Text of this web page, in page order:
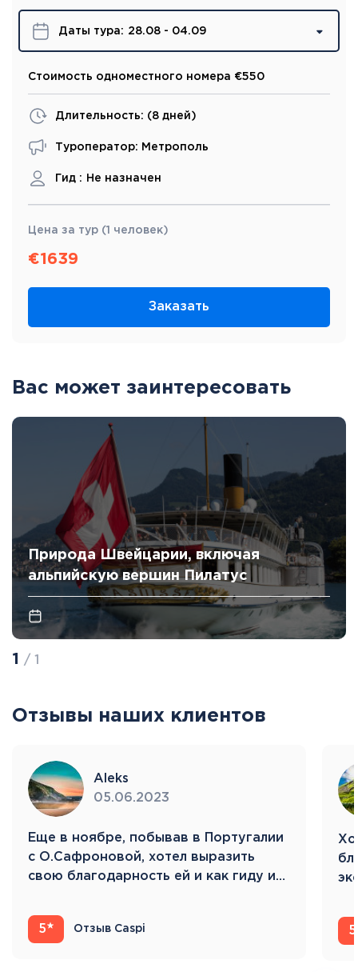
Даты турa: 28.08 - 04.09
Стоимость одноместного номера €550
Длительность: (8 дней )
Туроператор: Метрополь
Гид : Не назначен
Цена за тур (1 человек)
€1639
Заказать
Вас может заинтересовать
Природа Швейцарии, включая
альпийскую вершин Пилатус
1 / 1
Отзывы наших клиентов
Aleks
05.06.2023
Eще в ноябре, побывав в Португалии
с О.Сафроновой, хотел выразить
свою благодарность ей и как гиду и…
5 Отзыв Caspi 5